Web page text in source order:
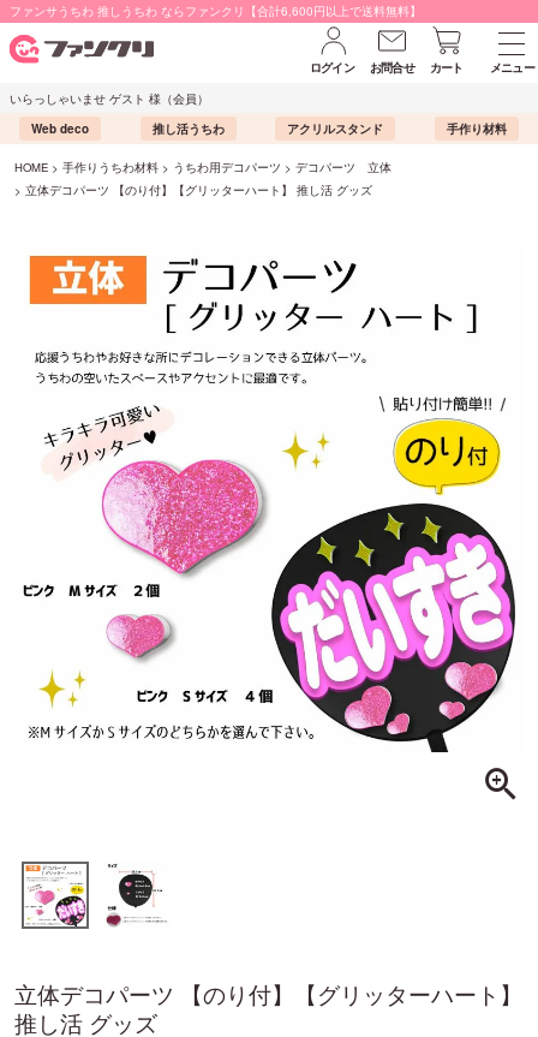
ファンサうちわ 推しうちわ ならファンクリ【合計6,600円以上で送料無料】
ログイン お問合せ カート
メニュー
いらっしゃいませ ゲスト 様（会員）
Web deco
推し活うちわ アクリルスタンド 手作り材料
HOME 手作りうちわ材料 うちわ用デコパーツ
デコパーツ 立体
立体デコパーツ 【のり付】【グリッターハート】 推し活 グッズ
立体デコパーツ 【のり付】【グリッターハート】
推し活 グッズ